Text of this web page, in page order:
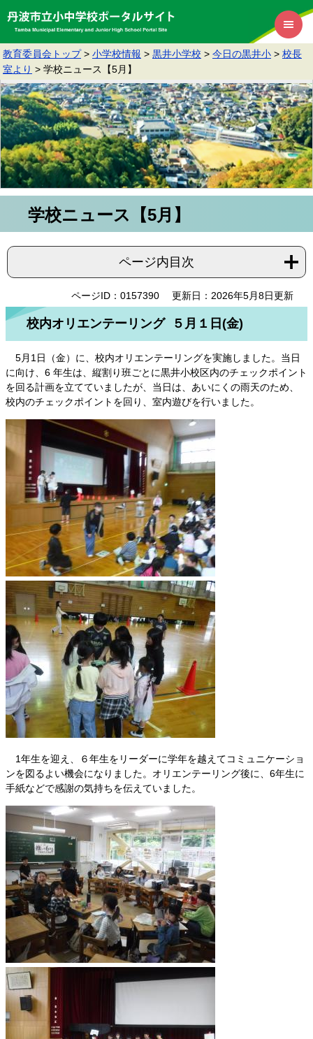
教育委員会トップ > 小学校情報 > 黒井小学校 > 今日の黒井小 > 校長
室より > 学校ニュース【5月】
学校ニュース【5月】
ページ内目次
ページID：0157390 更新日：2026年5月8日更新
校内オリエンテーリング ５月１日(金)
5月1日（金）に、校内オリエンテーリングを実施しました。当日
に向け、6 年生は、縦割り班ごとに黒井小校区内のチェックポイント
を回る計画を立てていましたが、当日は、あいにくの雨天のため、
校内のチェックポイントを回り、室内遊びを行いました。
1年生を迎え、６年生をリーダーに学年を越えてコミュニケーショ
ンを図るよい機会になりました。オリエンテーリング後に、6年生に
手紙などで感謝の気持ちを伝えていました。